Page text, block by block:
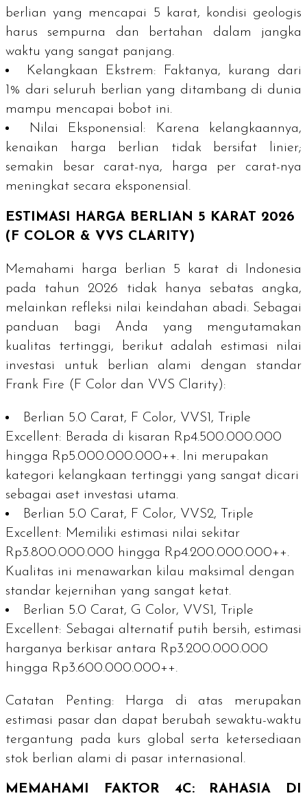
berlian yang mencapai 5 karat, kondisi geologis
harus sempurna dan bertahan dalam jangka
waktu yang sangat panjang.
Kelangkaan Ekstrem: Faktanya, kurang dari
1% dari seluruh berlian yang ditambang di dunia
mampu mencapai bobot ini.
Nilai Eksponensial: Karena kelangkaannya,
kenaikan harga berlian tidak bersifat linier;
semakin besar carat-nya, harga per carat-nya
meningkat secara eksponensial.
ESTIMASI HARGA BERLIAN 5 KARAT 2026
(F COLOR & VVS CLARITY)
Memahami harga berlian 5 karat di Indonesia
pada tahun 2026 tidak hanya sebatas angka,
melainkan refleksi nilai keindahan abadi. Sebagai
panduan bagi Anda yang mengutamakan
kualitas tertinggi, berikut adalah estimasi nilai
investasi untuk berlian alami dengan standar
Frank Fire (F Color dan VVS Clarity):
Berlian 5.0 Carat, F Color, VVS1, Triple
Excellent: Berada di kisaran Rp4.500.000.000
hingga Rp5.000.000.000++. Ini merupakan
kategori kelangkaan tertinggi yang sangat dicari
sebagai aset investasi utama.
Berlian 5.0 Carat, F Color, VVS2, Triple
Excellent: Memiliki estimasi nilai sekitar
Rp3.800.000.000 hingga Rp4.200.000.000++.
Kualitas ini menawarkan kilau maksimal dengan
standar kejernihan yang sangat ketat.
Berlian 5.0 Carat, G Color, VVS1, Triple
Excellent: Sebagai alternatif putih bersih, estimasi
harganya berkisar antara Rp3.200.000.000
hingga Rp3.600.000.000++.
Catatan Penting: Harga di atas merupakan
estimasi pasar dan dapat berubah sewaktu-waktu
tergantung pada kurs global serta ketersediaan
stok berlian alami di pasar internasional.
MEMAHAMI FAKTOR 4C: RAHASIA DI